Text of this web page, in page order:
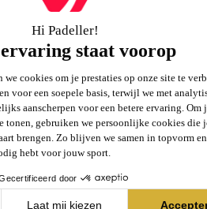
zien er niet alleen goed en mooi
van de beste materialen. Ze zijn
zodat je altijd met een
de baan staat.
speel je sneller, krachtiger
speelt voor je plezier of aan
rackets maken het verschil. Kies
van de HEAD Speed